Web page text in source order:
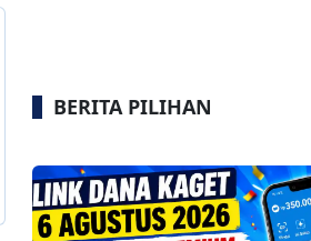
BERITA PILIHAN